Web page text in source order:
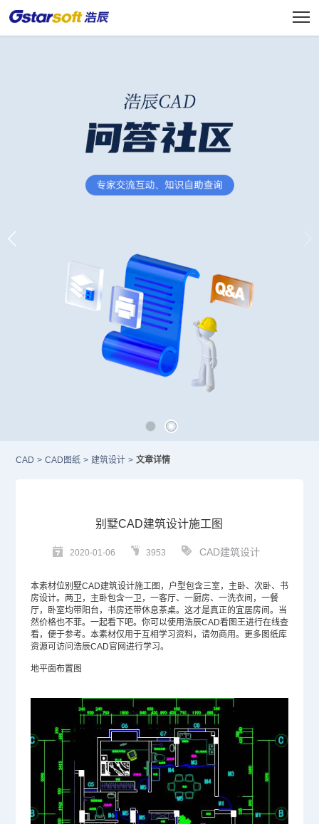
CAD > CAD图纸 > 建筑设计 > 文章详情
别墅CAD建筑设计施工图
2020-01-06 3953 CAD建筑设计
本素材位别墅CAD建筑设计施工图，户型包含三室，主卧、次卧、书
房设计。两卫，主卧包含一卫，一客厅、一厨房、一洗衣间，一餐
厅，卧室均带阳台，书房还带休息茶桌。这才是真正的宜居房间。当
然价格也不菲。一起看下吧。你可以使用浩辰CAD看图王进行在线查
看，便于参考。本素材仅用于互相学习资料，请勿商用。更多图纸库
资源可访问浩辰CAD官网进行学习。
地平面布置图